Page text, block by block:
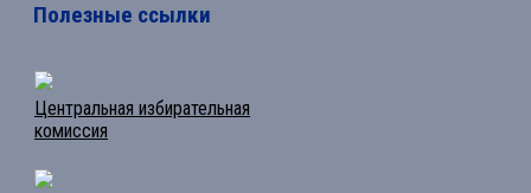
Полезные ссылки
Центральная избирательная
комиссия